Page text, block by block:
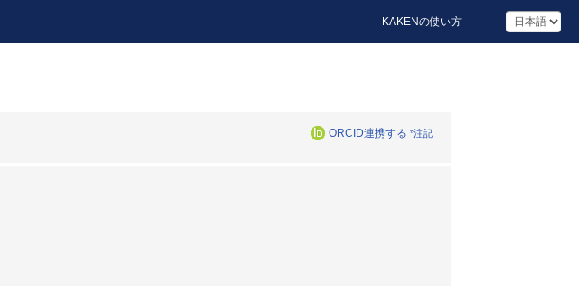
KAKENの使い方
ORCID連携する *注記